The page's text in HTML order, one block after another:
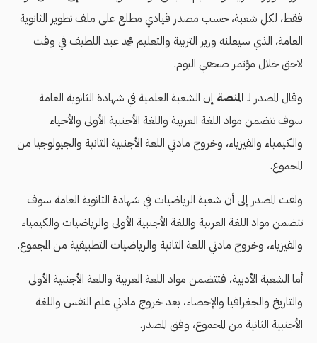
فقط، لكل شعبة، حسب مصدر قيادي مطلع على ملف تطوير الثانوية
العامة، الذي سيعلنه وزير التربية والتعليم محمد عبد اللطيف في وقت
لاحق خلال مؤتمر صحفي اليوم.
وقال المصدر لـ المنصة إن الشعبة العلمية في شهادة الثانوية العامة
سوف تتضمن مواد اللغة العربية واللغة الأجنبية الأولى والأحياء
والكيمياء والفيزياء، وخروج مادتي اللغة الأجنبية الثانية والجيولوجيا من
المجموع.
ولفت المصدر إلى أن شعبة الرياضيات في شهادة الثانوية العامة سوف
تتضمن مواد اللغة العربية واللغة الأجنبية الأولى والرياضيات والكيمياء
والفيزياء، وخروج مادتي اللغة الثانية والرياضيات التطبيقية من المجموع.
أما الشعبة الأدبية، فتتضمن مواد اللغة العربية واللغة الأجنبية الأولى
والتاريخ والجغرافيا والإحصاء، بعد خروج مادتي علم النفس واللغة
الأجنبية الثانية من المجموع، وفق المصدر.